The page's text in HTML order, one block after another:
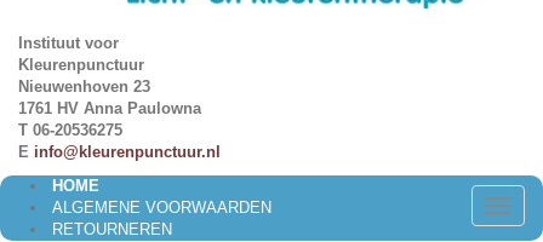
Instituut voor
Kleurenpunctuur
Nieuwenhoven 23
1761 HV Anna Paulowna
T 06-20536275
E info@kleurenpunctuur.nl
Toggle
HOME
ALGEMENE VOORWAARDEN
RETOURNEREN